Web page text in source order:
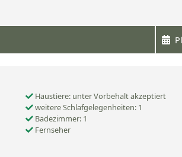
Haustiere: unter Vorbehalt akzeptiert
weitere Schlafgelegenheiten: 1
Badezimmer: 1
Fernseher